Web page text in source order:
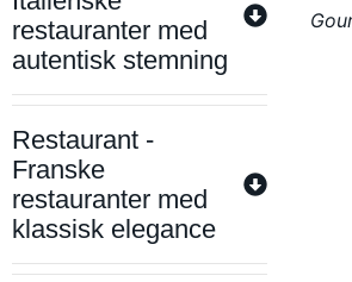
restauranter med
autentisk stemning
Restaurant -
Franske
restauranter med
klassisk elegance